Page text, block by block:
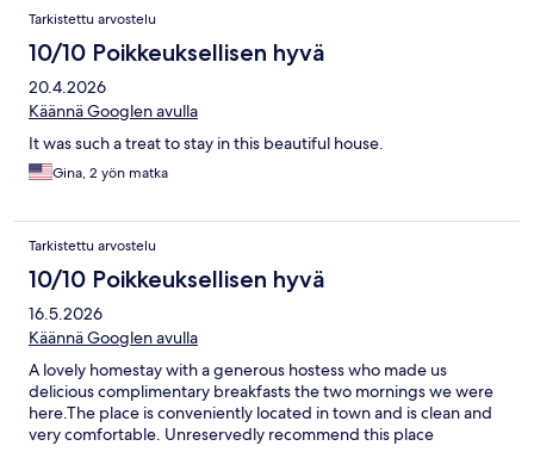
Tarkistettu arvostelu
10/10 Poikkeuksellisen hyvä
20.4.2026
Käännä Googlen avulla
It was such a treat to stay in this beautiful house.
Gina, 2 yön matka
Tarkistettu arvostelu
10/10 Poikkeuksellisen hyvä
16.5.2026
Käännä Googlen avulla
A lovely homestay with a generous hostess who made us
delicious complimentary breakfasts the two mornings we were
here.The place is conveniently located in town and is clean and
very comfortable. Unreservedly recommend this place